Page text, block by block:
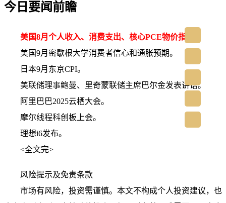
今日要闻前瞻
美国8月个人收入、消费支出、核心PCE物价指数。
美国9月密歇根大学消费者信心和通胀预期。
日本9月东京CPI。
美联储理事鲍曼、里奇蒙联储主席巴尔金发表讲话。
阿里巴巴2025云栖大会。
摩尔线程科创板上会。
理想i6发布。
<全文完>
风险提示及免责条款
市场有风险，投资需谨慎。本文不构成个人投资建议，也